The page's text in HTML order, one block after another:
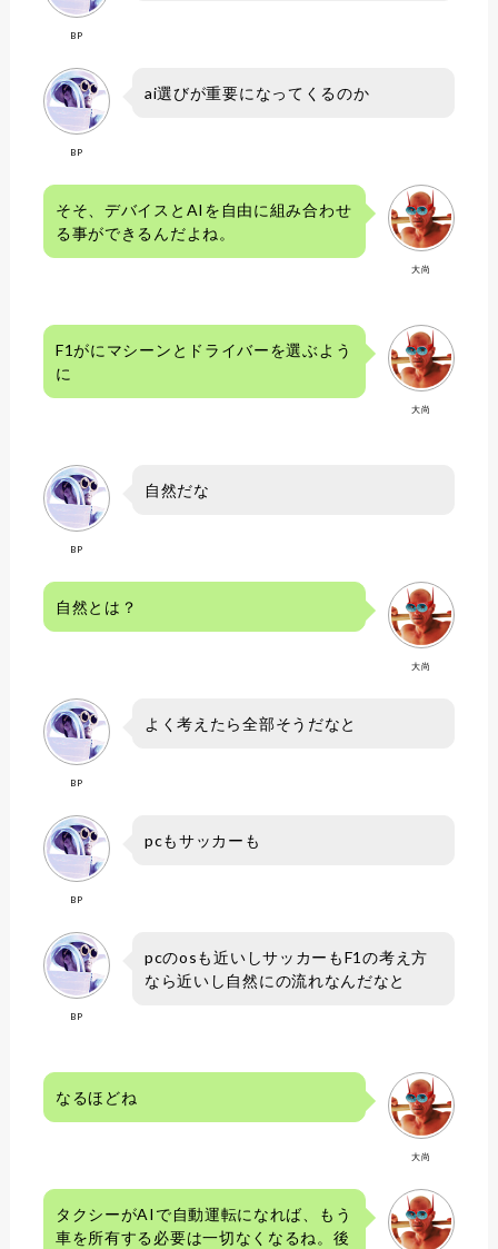
BP
BP
ai選びが重要になってくるのか
大尚
そそ、デバイスとAIを自由に組み合わせ
る事ができるんだよね。
大尚
F1がにマシーンとドライバーを選ぶよう
に
BP
自然だな
大尚
自然とは？
BP
よく考えたら全部そうだなと
BP
pcもサッカーも
BP
pcのosも近いしサッカーもF1の考え方
なら近いし自然にの流れなんだなと
大尚
なるほどね
タクシーがAIで自動運転になれば、もう
車を所有する必要は一切なくなるね。後